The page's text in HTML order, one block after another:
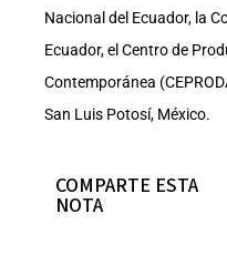
Nacional del Ecuador, la
Ecuador, el Centro de
Contemporánea
San Luis Potosí, México.
COMPARTE ESTA
NOTA